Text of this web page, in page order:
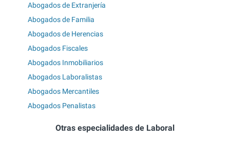
Abogados de Extranjería
Abogados de Familia
Abogados de Herencias
Abogados Fiscales
Abogados Inmobiliarios
Abogados Laboralistas
Abogados Mercantiles
Abogados Penalistas
Otras especialidades de Laboral